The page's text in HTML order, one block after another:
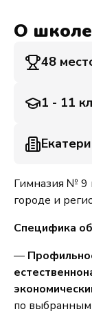
О школе
48
1 - 11
Гимназия № 9
городе и
Специфика
—
по